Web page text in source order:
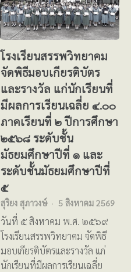
โรงเรียนสรรพวิทยาคม
จัดพิธีมอบเกียรติบัตร
และรางวัล แก่นักเรียนที่
มีผลการเรียนเฉลี่ย ๔.๐๐
ภาคเรียนที่ ๒ ปีการศึกษา
๒๕๖๘ ระดับชั้น
มัธยมศึกษาปีที่ ๑ และ
ระดับชั้นมัธยมศึกษาปีที่
๕
สุริยง สุภาวงษ์ 5 สิงหาคม 2569
วันที่ ๕ สิงหาคม พ.ศ. ๒๕๖๙
โรงเรียนสรรพวิทยาคม จัดพิธี
มอบเกียรติบัตรและรางวัล แก่
นักเรียนที่มีผลการเรียนเฉลี่ย